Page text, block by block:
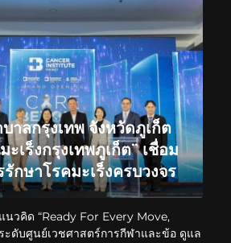
าลกรุงเทพ จังหวัดภูเก็ต
ะเร็งกรุงเทพภูเก็ต” เชื่อม
กษาโรคมะเร็งครบวงจร
นวคิด “Ready For Every Move,
ะดับศูนย์เวชศาสตร์การกีฬาและข้อ ดูแล